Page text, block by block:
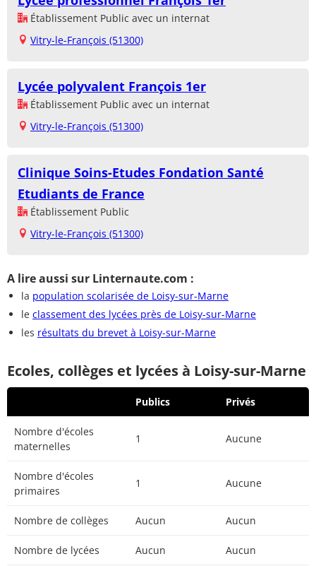
Établissement Public avec un internat
Vitry-le-François (51300)
Lycée polyvalent François 1er
Établissement Public avec un internat
Vitry-le-François (51300)
Clinique Soins-Etudes Fondation Santé
Etudiants de France
Établissement Public
Vitry-le-François (51300)
A lire aussi sur Linternaute.com :
la population scolarisée de Loisy-sur-Marne
le classement des lycées près de Loisy-sur-Marne
les résultats du brevet à Loisy-sur-Marne
Ecoles, collèges et lycées à Loisy-sur-Marne
Publics Privés
Nombre d'écoles
maternelles
1 Aucune
Nombre d'écoles
primaires
1 Aucune
Nombre de collèges Aucun Aucun
Nombre de lycées Aucun Aucun